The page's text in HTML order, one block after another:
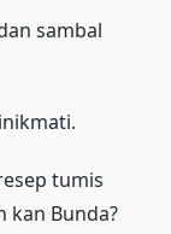
sambal
tumis
kan Bunda?